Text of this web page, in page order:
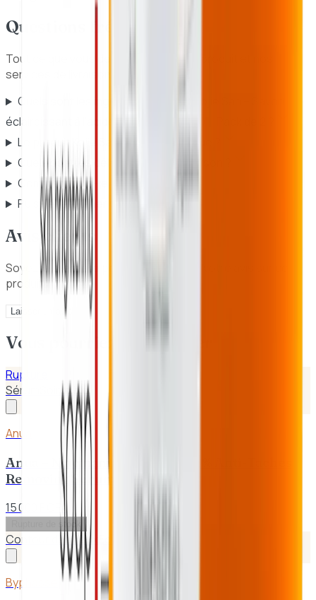
Questions fréquentes
Tout ce que vous devez savoir sur ce produit et nos
services de livraison au Sénégal.
Quels sont les ingrédients clés de Kojie San – Savon
éclaircissant à l'acide kojiique (2 x 65g) – Pack de 2 ?
Le produit Kojie San est-il authentique ?
Quels sont les délais et frais de livraison ?
Comment puis-je payer ?
Puis-je retourner un produit ?
Avis clients
Soyez la première personne à donner votre avis sur ce
produit.
Laisser un avis
Vous pourriez aussi aimer
Rupture
Sérum
Soin ciblé
Anua
Anua – Niacinamide 10% TXA 4% Anti-Taches
Removing Sérum 30ml
15 000 F CFA
Rupture de stock
Contour des Yeux
Byphasse